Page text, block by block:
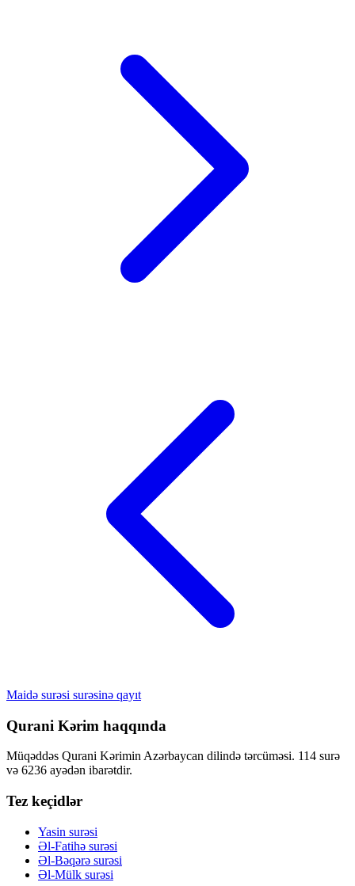
Maidə surəsi surəsinə qayıt
Qurani Kərim haqqında
Müqəddəs Qurani Kərimin Azərbaycan dilində tərcüməsi. 114 surə
və 6236 ayədən ibarətdir.
Tez keçidlər
Yasin surəsi
Əl-Fatihə surəsi
Əl-Bəqərə surəsi
Əl-Mülk surəsi